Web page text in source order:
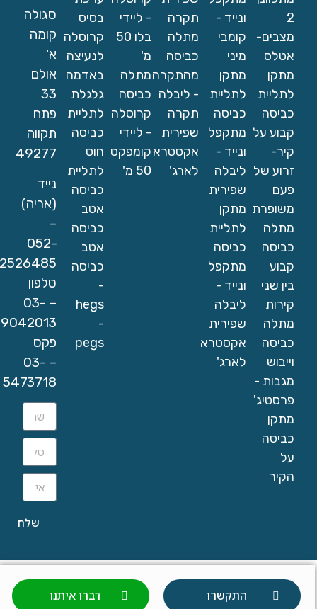
2
מצבים-
אטלס
מתקן
לתליית
כביסה
קבוע על
קיר-
זרוע של
פעם
משופרת
מתלה
כביסה
קבוע
בין שני
קירות
מתלה
כביסה
וייבוש
מגבות -
פרסטיג'
מתקן
כביסה
על
הקיר
ונייד -
קומבי
מיני
מתקן
לתליית
כביסה
מתקפל
ונייד -
ליבלה
שפירית
מתקן
לתליית
כביסה
מתקפל
ונייד -
ליבלה
שפירית
אקסטרא
לארג'
תקרה
מתלה
כביסה
מהתקרה
- ליבלה
תקרה
שפירית
אקסטרא
לארג'
- ליידי
בלו 50
מ'
מתלה
כביסה
קרוסלה
- ליידי
קומפקט
50 מ'
בסיס
קרוסלה
לנעיצה
באדמה
גלגלת
לתליית
כביסה
חוט
לתליית
כביסה
אטב
כביסה
אטב
כביסה
-
hegs
-
pegs
סגולה
קומה
א'
אולם
33
פתח
תקווה
49277
נייד
(אריה)
–
052-
2526485
טלפון
– 03-
9042013
פקס
– 03-
5473718
שלח
התקשרו דברו איתנו